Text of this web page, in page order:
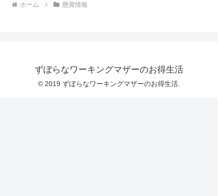
ホーム 懸賞情報
ずぼらなワーキングマザーのお得生活
© 2019 ずぼらなワーキングマザーのお得生活.